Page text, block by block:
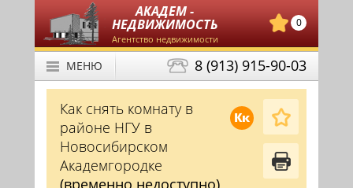
АКАДЕМ -
НЕДВИЖИМОСТЬ
Агентство недвижимости
0
8 (913) 915-90-03
МЕНЮ
Кк
Как снять комнату в
районе НГУ в
Новосибирском
Академгородке
(временно недоступно)